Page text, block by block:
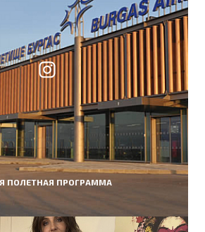
ПОЛЕТНАЯ ПРОГРАММА